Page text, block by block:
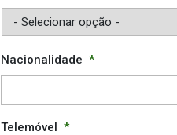
Nacionalidade *
Telemóvel *